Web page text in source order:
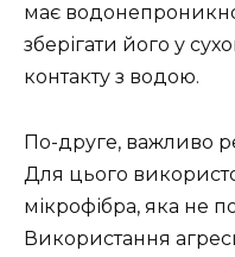
має
зберігати його у
контакту з водою.
По-друге, важливо
Для цього
мікрофібра, яка не
Використання